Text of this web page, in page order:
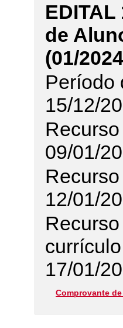
EDITAL
de
(01/
Período
15/12/
09/01/
12/01/
17/01/
Comprovante